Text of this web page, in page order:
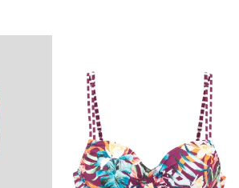
können
gewählt
werden